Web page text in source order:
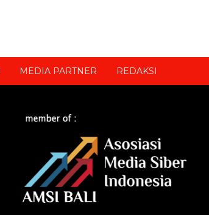
MEDIA PARTNER REDAKSI